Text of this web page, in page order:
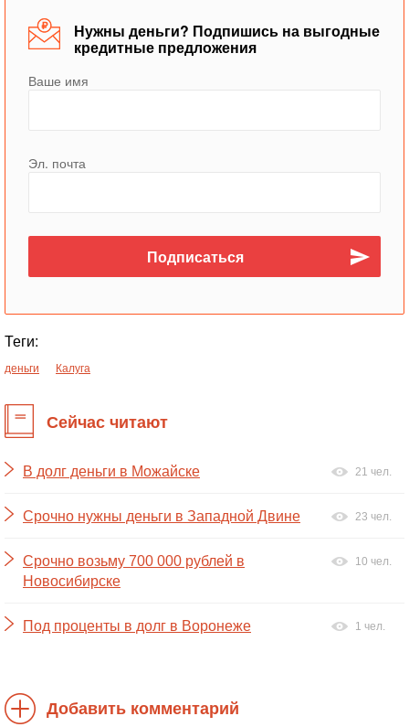
Нужны деньги? Подпишись на выгодные
кредитные предложения
Ваше имя
Эл. почта
Теги:
деньги Калуга
Сейчас читают
В долг деньги в Можайске 21 чел.
Срочно нужны деньги в Западной Двине 23 чел.
Срочно возьму 700 000 рублей в
Новосибирске
10 чел.
Под проценты в долг в Воронеже 1 чел.
Добавить комментарий